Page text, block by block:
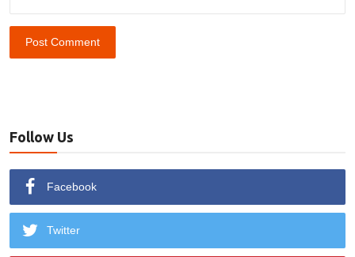
Post Comment
Follow Us
Facebook
Twitter